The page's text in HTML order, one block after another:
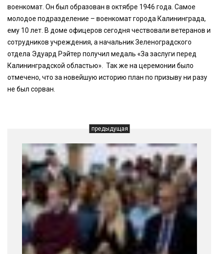
военкомат. Он был образован в октябре 1946 года. Самое
молодое подразделение – военкомат города Калининграда,
ему 10 лет. В доме офицеров сегодня чествовали ветеранов и
сотрудников учреждения, а начальник Зеленоградского
отдела Эдуард Рэйтер получил медаль «За заслуги перед
Калининградской областью». Так же на церемонии было
отмечено, что за новейшую историю план по призыву ни разу
не был сорван.
предыдущая